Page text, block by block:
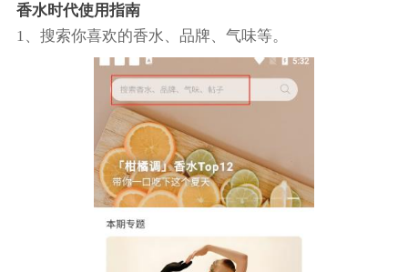
香水时代使用指南
1、搜索你喜欢的香水、品牌、气味等。